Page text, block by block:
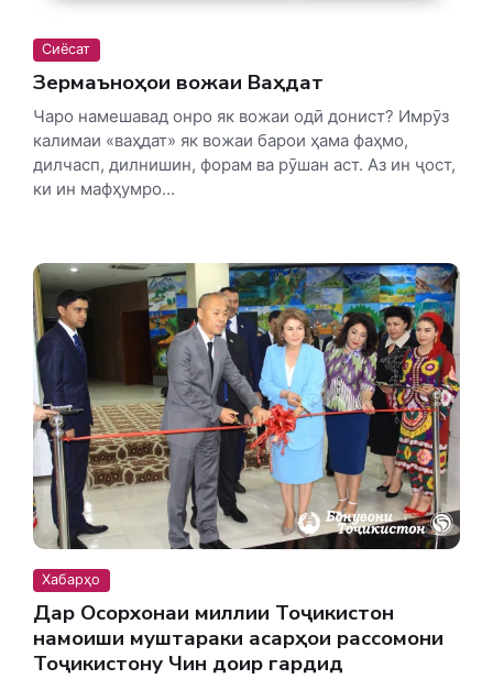
Сиёсат
Зермаъноҳои вожаи Ваҳдат
Чаро намешавад онро як вожаи одӣ донист? Имрӯз
калимаи «ваҳдат» як вожаи барои ҳама фаҳмо,
дилчасп, дилнишин, форам ва рӯшан аст. Аз ин ҷост,
ки ин мафҳумро...
Хабарҳо
Дар Осорхонаи миллии Тоҷикистон
намоиши муштараки асарҳои рассомони
Тоҷикистону Чин доир гардид